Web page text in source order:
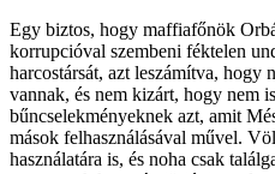
Egy biztos, hogy maffiafőnök
korrupcióval szembeni féktelen
harcostársát, azt leszámítva, hogy
vannak, és nem kizárt, hogy nem
bűncselekményeknek azt, amit
mások felhasználásával művel.
használatára is, és noha csak